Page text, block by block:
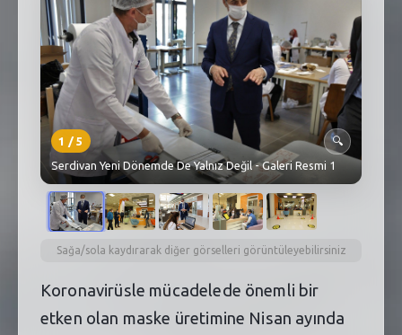
1 /5
🔍
Serdivan Yeni Dönemde De Yalnız Değil - Galeri Resmi 1
Sağa/sola kaydırarak diğer görselleri görüntüleyebilirsiniz
Koronavirüsle mücadelede önemli bir
etken olan maske üretimine Nisan ayında
SEBİK
E NÖBETÇI ECZANELER
SABSIS - AFET
TRAFIKPARK
KÜREK
PARKLAR
PAZAR YERLERI
ATIK YÖNETIM
PLANETARYUM